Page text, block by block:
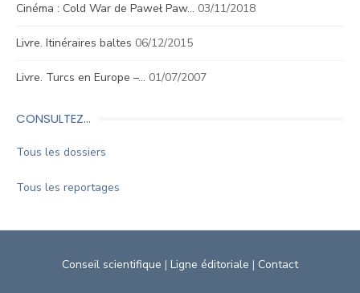
Cinéma : Cold War de Paweł Paw… 03/11/2018
Livre. Itinéraires baltes 06/12/2015
Livre. Turcs en Europe –… 01/07/2007
CONSULTEZ…
Tous les dossiers
Tous les reportages
Conseil scientifique | Ligne éditoriale | Contact